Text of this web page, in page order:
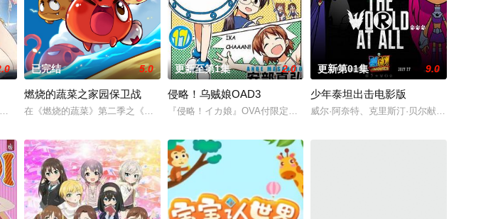
香（佐藤利奈 配音）
售）的动画BD同捆版收录时长25分的OAD。
已完结 5.0
燃烧的蔬菜之家园保卫战
在《燃烧的蔬菜》第二季之《家园保卫战》中,海岛上的蔬菜,依然边过着和同伴生活,嬉
更新至第1集 2.0
侵略！乌贼娘OAD3
『侵略！イカ娘』OVA付限定版17巻が9月8日に発売決定
更新第01集 9.0
少年泰坦出击电影版
威尔·阿奈特、克里斯汀·贝尔献声[少年泰坦